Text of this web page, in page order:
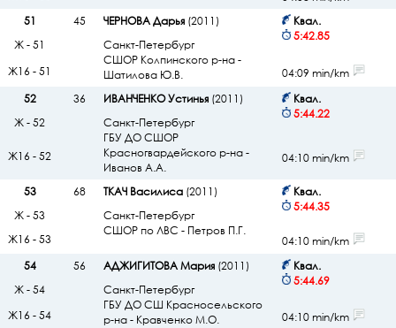
51
45 ЧЕРНОВА Дарья(2011)
Санкт-Петербург
СШОР Колпинского р-на -
Шатилова Ю.В.
Квал.
5:42.85
Ж - 51
Ж16 - 51
04:09 min/km
52
36 ИВАНЧЕНКО Устинья(2011)
Санкт-Петербург
ГБУ ДО СШОР
Красногвардейского р-на -
Иванов А.А.
Квал.
5:44.22
Ж - 52
Ж16 - 52 04:10 min/km
53 68 ТКАЧ Василиса(2011)
Санкт-Петербург
СШОР по ЛВС - Петров П.Г.
Квал.
5:44.35
Ж - 53
Ж16 - 53
04:10 min/km
54
56 АДЖИГИТОВА Мария(2011)
Санкт-Петербург
ГБУ ДО СШ Красносельского
р-на - Кравченко М.О.
Квал.
5:44.69
Ж - 54
Ж16 - 54
04:10 min/km